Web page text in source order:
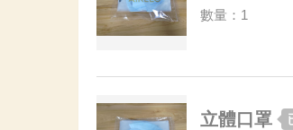
數量：1
立體口罩